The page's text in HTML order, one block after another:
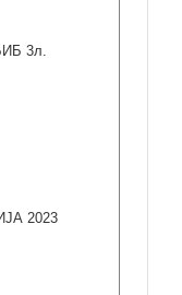
3л.
2023